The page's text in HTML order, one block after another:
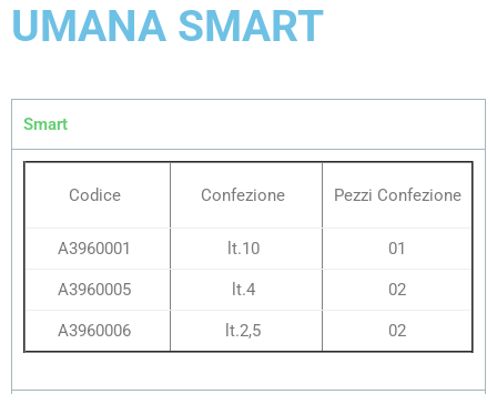
UMANA SMART
Smart
Codice Confezione Pezzi Confezione
A3960001 lt.10 01
A3960005 lt.4 02
A3960006 lt.2,5 02